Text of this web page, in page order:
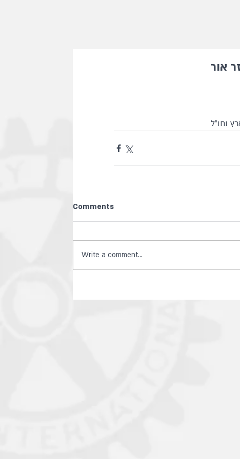
אור
Comments
Write a comment...